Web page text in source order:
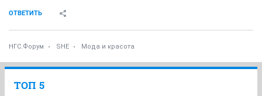
ОТВЕТИТЬ
НГС.Форум SHE Мода и красота
ТОП 5